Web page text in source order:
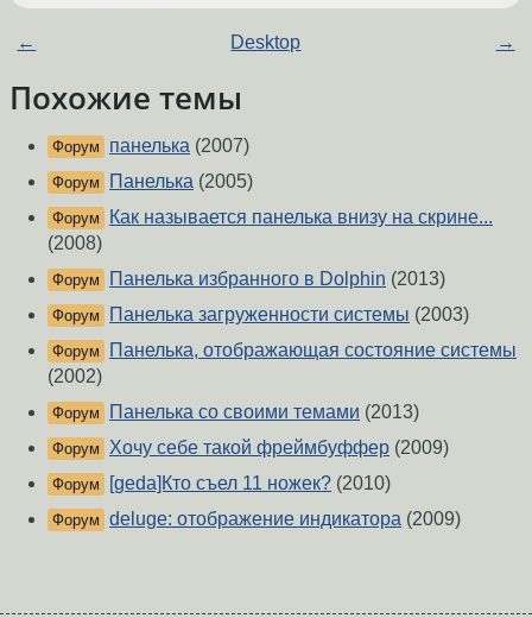
← Desktop →
Похожие темы
Форум панелька (2007)
Форум Панелька (2005)
Форум
Как называется панелька внизу на скрине...
(2008)
Форум Панелька избранного в Dolphin (2013)
Форум Панелька загруженности системы (2003)
Форум
Панелька, отображающая состояние системы
(2002)
Форум Панелька со своими темами (2013)
Форум Хочу себе такой фреймбуффер (2009)
Форум [geda]Кто съел 11 ножек? (2010)
Форум deluge: отображение индикатора (2009)